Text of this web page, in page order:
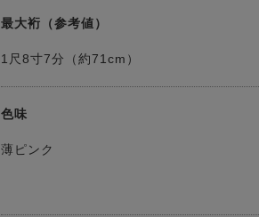
最大裄（参考値）
1尺8寸7分（約71cm）
色味
薄ピンク